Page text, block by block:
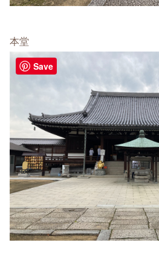
本堂
Save